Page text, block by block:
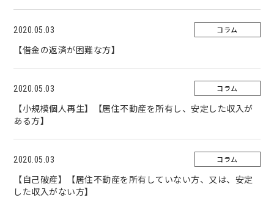
2020.05.03 コラム
【借金の返済が困難な方】
2020.05.03 コラム
【小規模個人再生】【居住不動産を所有し、安定した収入が
ある方】
2020.05.03 コラム
【自己破産】【居住不動産を所有していない方、又は、安定
した収入がない方】